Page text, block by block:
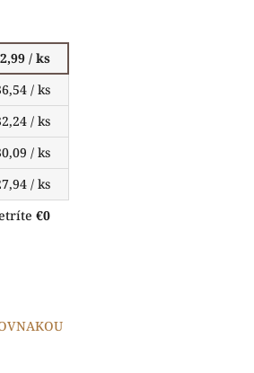
/ ks
/ ks
/ ks
/ ks
/ ks
€0